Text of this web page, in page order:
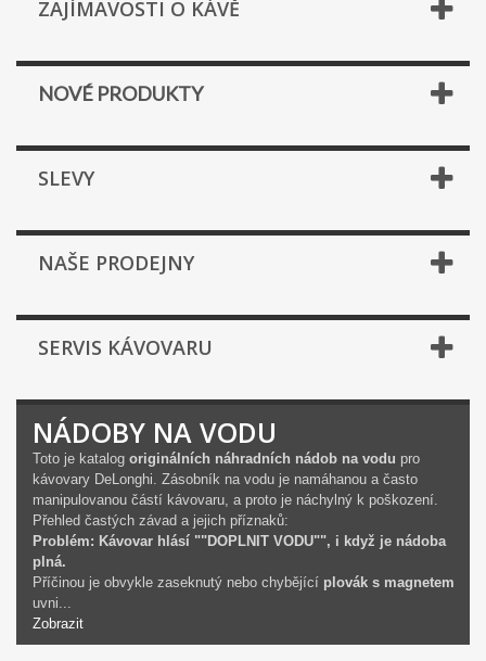
ZAJÍMAVOSTI O KÁVĚ
NOVÉ PRODUKTY
SLEVY
NAŠE PRODEJNY
SERVIS KÁVOVARU
NÁDOBY NA VODU
Toto je katalog originálních náhradních nádob na vodu pro
kávovary DeLonghi. Zásobník na vodu je namáhanou a často
manipulovanou částí kávovaru, a proto je náchylný k poškození.
Přehled častých závad a jejich příznaků:
Problém: Kávovar hlásí ""DOPLNIT VODU"", i když je nádoba
plná.
Příčinou je obvykle zaseknutý nebo chybějící plovák s magnetem
uvni...
Zobrazit